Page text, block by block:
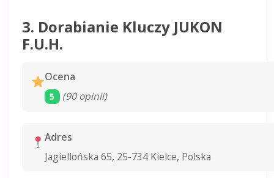
3. Dorabianie Kluczy JUKON
F.U.H.
Ocena
5 (90 opinii)
Adres
Jagiellońska 65, 25-734 Kielce, Polska